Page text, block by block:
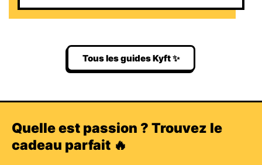
Tous les guides Kyft ✨
Quelle est passion ? Trouvez le
cadeau parfait 🔥